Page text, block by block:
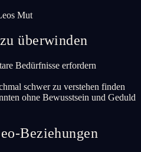
Mut
überwinden
Bedürfnisse erfordern
schwer zu verstehen finden
ohne Bewusstsein und Geduld
Beziehungen